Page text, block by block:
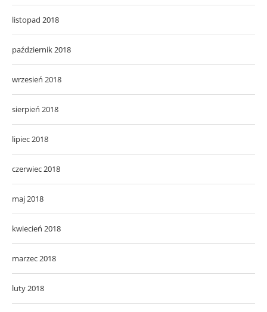
listopad 2018
październik 2018
wrzesień 2018
sierpień 2018
lipiec 2018
czerwiec 2018
maj 2018
kwiecień 2018
marzec 2018
luty 2018